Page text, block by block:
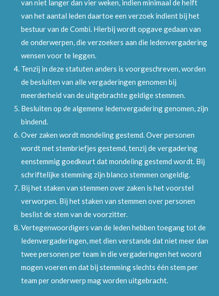
van niet langer dan vier weken, indien minimaal de helft
van het aantal leden daartoe een verzoek indient bij het
bestuur van de Combi. Hierbij wordt opgave gedaan van
de onderwerpen, die verzoekers aan die ledenvergadering
wensen voor te leggen.
Tenzij in deze statuten anders is voorgeschreven, worden
de besluiten van alle vergaderingen genomen bij
meerderheid van de uitgebrachte geldige stemmen.
Besluiten op de algemene ledenvergadering genomen, zijn
bindend.
Over zaken wordt mondeling gestemd. Over personen
wordt met stembriefjes gestemd, tenzij de vergadering
eenstemmig goedkeurt dat mondeling gestemd wordt. Bij
schriftelijke stemming zijn blanco stemmen ongeldig.
Bij het staken van stemmen over zaken is het voorstel
verworpen. Bij het staken van stemmen over personen
beslist de stem van de voorzitter.
Vertegenwoordigers van de leden hebben toegang tot de
ledenvergaderingen, met dien verstande dat niet meer dan
twee personen per team in die vergaderingen het woord
mogen voeren en dat bij stemming slechts één stem per
team per onderwerp mag worden uitgebracht.